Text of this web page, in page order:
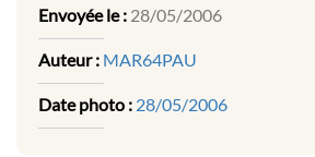
Envoyée le : 28/05/2006
Auteur : MAR64PAU
Date photo : 28/05/2006